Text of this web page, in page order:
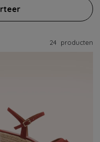
24 producten